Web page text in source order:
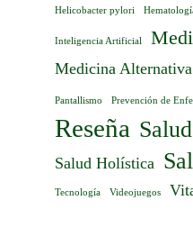
Helicobacter pylori
Inteligencia Artificial
Medicina Alternativa
Pantallismo Prevención de
Reseña Salud
Salud Holística
Tecnología Videojuegos